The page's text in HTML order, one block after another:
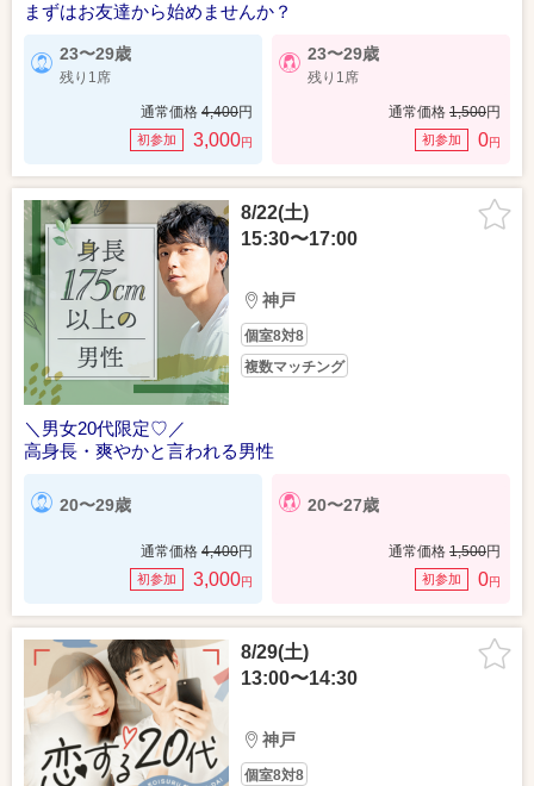
まずはお友達から始めませんか？
23〜29歳
残り1席
通常価格 4,400円
初参加 3,000円
23〜29歳
残り1席
通常価格 1,500円
初参加 0円
8/22(土)
15:30〜17:00
神戸
個室8対8
複数マッチング
＼男女20代限定♡／
高身長・爽やかと言われる男性
20〜29歳
通常価格 4,400円
初参加 3,000円
20〜27歳
通常価格 1,500円
初参加 0円
8/29(土)
13:00〜14:30
神戸
個室8対8